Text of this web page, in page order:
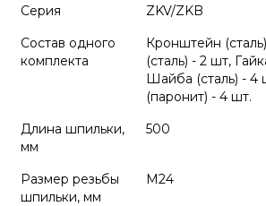
Серия
ZKV/ZKB
Состав одного
комплекта
Кронштейн
(сталь) - 2 шт,
Шайба (сталь) - 4
(паронит) - 4 шт.
Длина шпильки,
мм
500
Размер резьбы
шпильки, мм
М24